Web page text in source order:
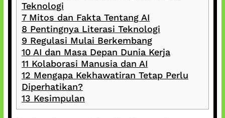
Teknologi
7Mitos dan Fakta Tentang AI
8 Pentingnya Literasi Teknologi
9 Regulasi Mulai Berkembang
10AI dan Masa Depan Dunia Kerja
11 Kolaborasi Manusia dan AI
12 Mengapa Kekhawatiran Tetap Perlu
Diperhatikan?
13 Kesimpulan